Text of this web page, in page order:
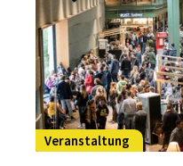
Veranstaltung